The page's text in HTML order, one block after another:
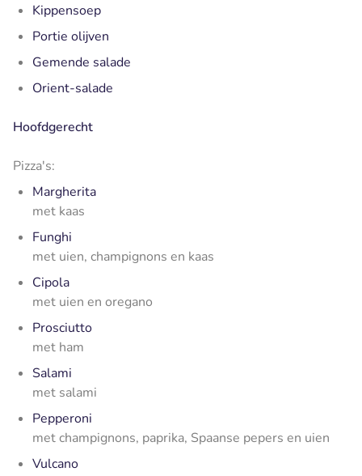
Kippensoep
Portie olijven
Gemende salade
Orient-salade
Hoofdgerecht
Pizza's:
Margherita
met kaas
Funghi
met uien, champignons en kaas
Cipola
met uien en oregano
Prosciutto
met ham
Salami
met salami
Pepperoni
met champignons, paprika, Spaanse pepers en uien
Vulcano